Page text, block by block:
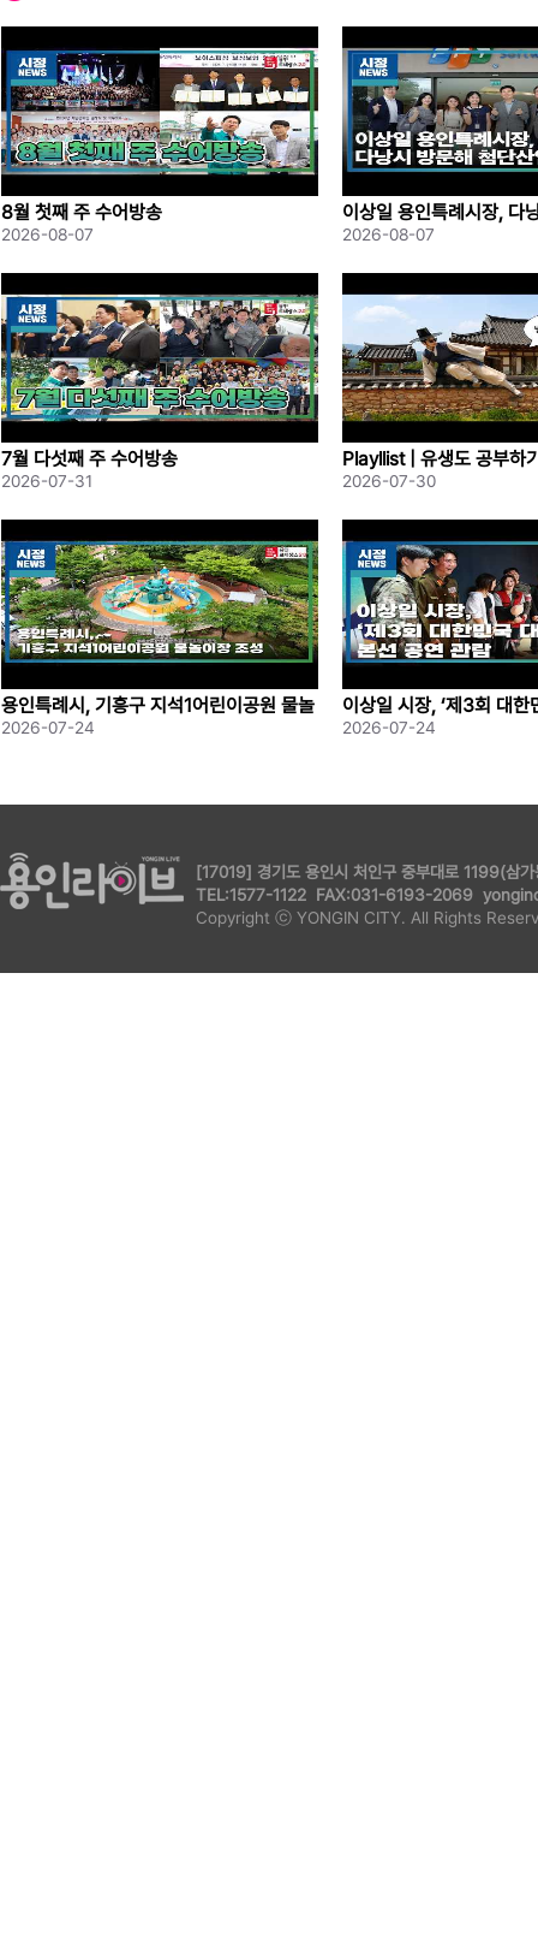
8월 첫째 주 수어방송
2026-08-07
이상일 용인특례시장, 다
산업 협력 모색
2026-08-07
7월 다섯째 주 수어방송
2026-07-31
Playllist | 유생도 공부하
2026-07-30
용인특례시, 기흥구 지석1어린이공원 물놀
이장 조성
2026-07-24
이상일 시장, ‘제3회 대한
본선 공연 관람
2026-07-24
[17019] 경기도 용인시 처인구 중부대로 1199(삼
TEL:1577-1122 FAX:031-6193-2069
Copyright ⓒ YONGIN CITY. All Rights